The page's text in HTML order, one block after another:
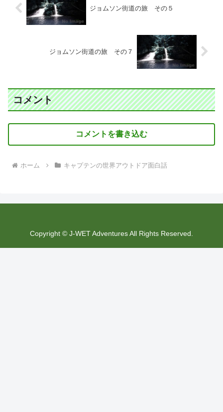
ジョムソン街道の旅 その５
ジョムソン街道の旅 その７
コメント
コメントを書き込む
ホーム キャプテンの世界アウトドア面白話
Copyright © J-WET Adventures All Rights Reserved.